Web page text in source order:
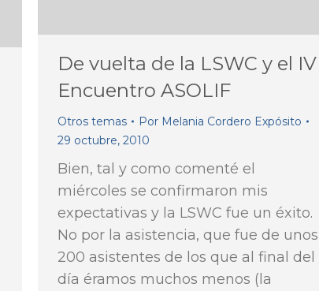
De vuelta de la LSWC y el IV
Encuentro ASOLIF
Otros temas Por Melania Cordero Expósito
29 octubre, 2010
Bien, tal y como comenté el
miércoles se confirmaron mis
expectativas y la LSWC fue un éxito.
No por la asistencia, que fue de unos
200 asistentes de los que al final del
día éramos muchos menos (la